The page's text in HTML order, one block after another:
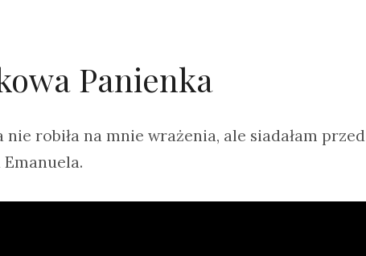
Panienka
robiła na mnie wrażenia, ale siadałam przed